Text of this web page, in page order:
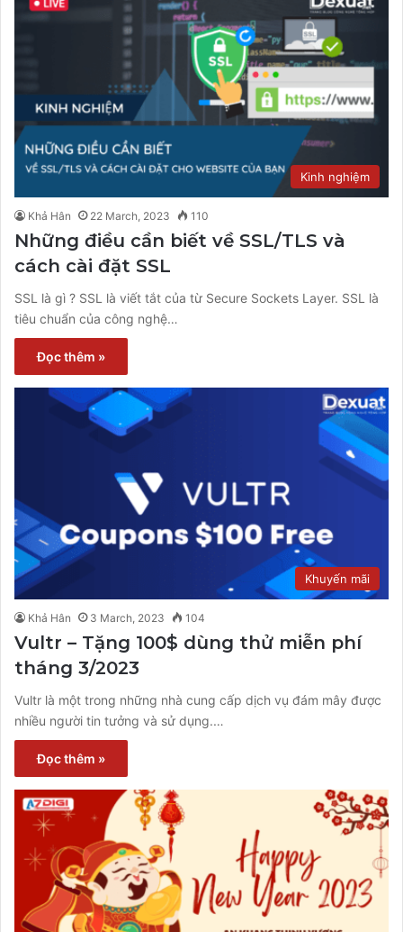
Kinh nghiệm
Khả Hân 22 March, 2023 110
Những điều cần biết về SSL/TLS và
cách cài đặt SSL
SSL là gì ? SSL là viết tắt của từ Secure Sockets Layer. SSL là
tiêu chuẩn của công nghệ…
Đọc thêm »
Khuyến mãi
Khả Hân 3 March, 2023 104
Vultr – Tặng 100$ dùng thử miễn phí
tháng 3/2023
Vultr là một trong những nhà cung cấp dịch vụ đám mây được
nhiều người tin tưởng và sử dụng.…
Đọc thêm »